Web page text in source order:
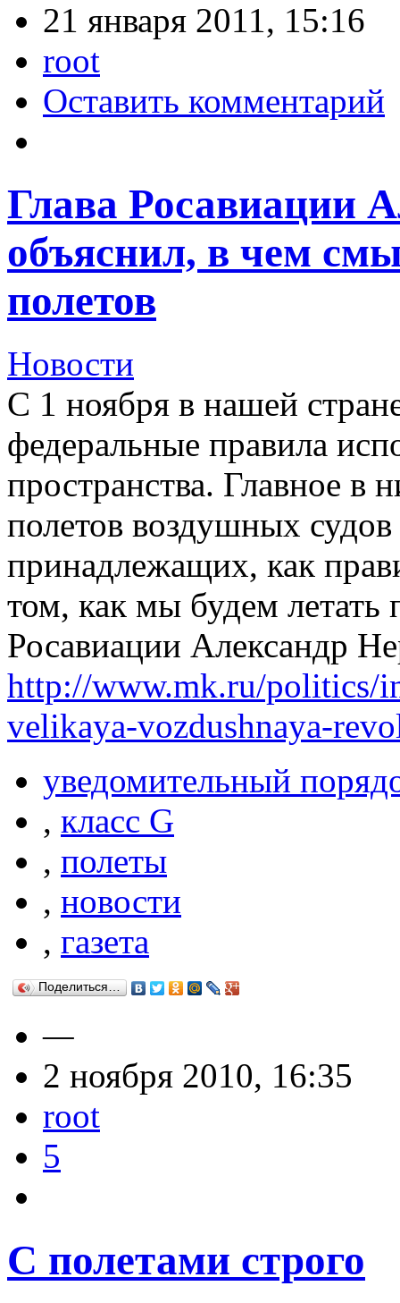
21 января 2011, 15:16
root
Оставить комментарий
Глава Росавиации
объяснил, в чем
полетов
Новости
С 1 ноября в нашей
федеральные правила
пространства. Главное
полетов воздушных
принадлежащих, как
том, как мы будем летать
Росавиации Александр
http://www.mk.ru/politics/
velikaya-vozdushnaya-
уведомительный
, класс G
, полеты
, новости
, газета
Поделиться…
—
2 ноября 2010, 16:35
root
5
С полетами строго